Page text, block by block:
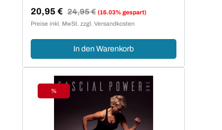
Verkaufspreis:
20,95 € Regulärer Preis:
24,95 € (16.03% gespart)
Preise inkl. MwSt. zzgl. Versandkosten
In den Warenkorb
Rabatt
%